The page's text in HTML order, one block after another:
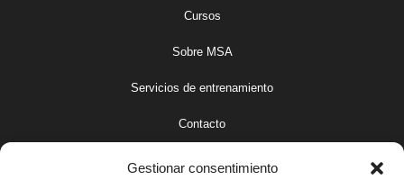
Gestionar consentimiento
Cursos
Sobre MSA
Servicios de entrenamiento
Contacto